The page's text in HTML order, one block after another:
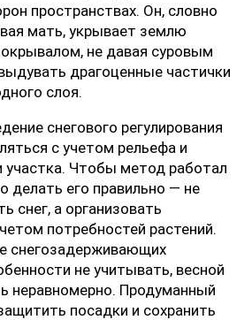
пространствах. Он, словно
мать, укрывает землю
не давая суровым
драгоценные частички
слоя.
снегового регулирования
с учетом рельефа и
участка. Чтобы метод работал
делать его правильно — не
снег, а организовать
потребностей растений.
снегозадерживающих
не учитывать, весной
неравномерно. Продуманный
посадки и сохранить